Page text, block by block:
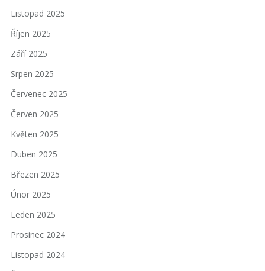
Listopad 2025
Říjen 2025
Září 2025
Srpen 2025
Červenec 2025
Červen 2025
Květen 2025
Duben 2025
Březen 2025
Únor 2025
Leden 2025
Prosinec 2024
Listopad 2024